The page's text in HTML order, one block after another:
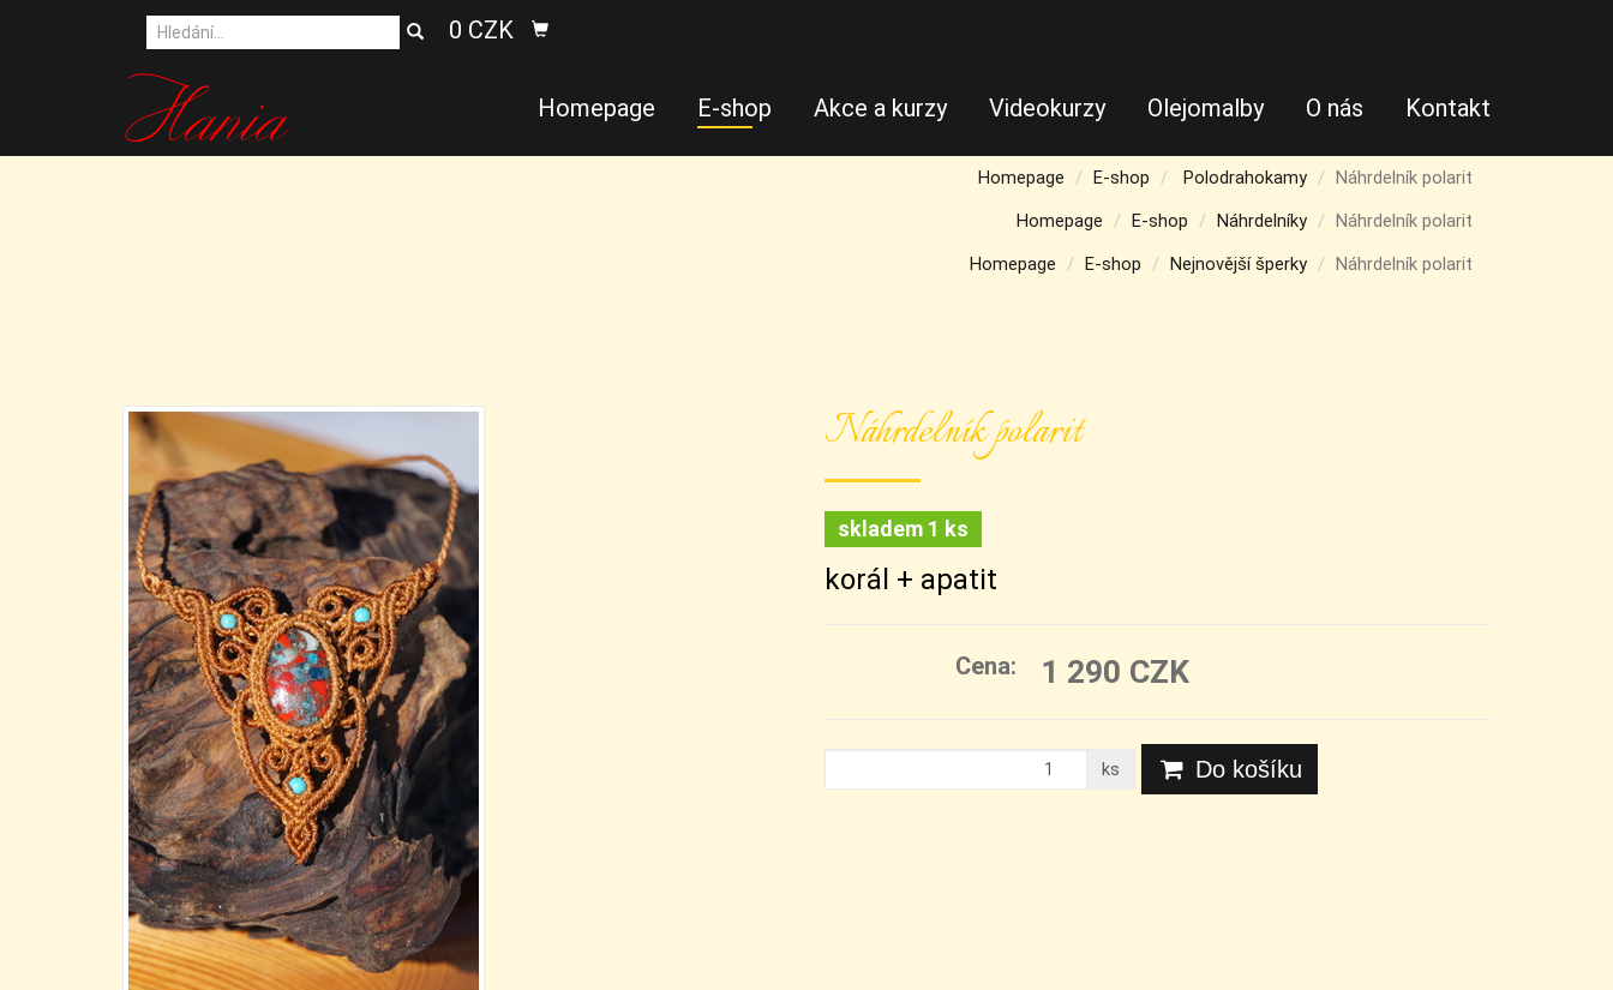
0 CZK
Homepage E-shop Akce a kurzy Videokurzy Olejomalby O nás Kontakt
Homepage E-shop Polodrahokamy
Náhrdelník polarit
Homepage
E-shop Náhrdelníky
Náhrdelník polarit
Homepage
E-shop Nejnovější šperky Náhrdelník polarit
Náhrdelník polarit
skladem 1 ks
korál + apatit
Cena: 1 290 CZK
ks Do košíku